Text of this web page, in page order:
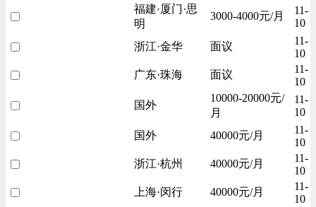
福建·厦门·思
明
3000-4000元/月
11-
10
浙江·金华
面议
11-
10
广东·珠海
面议
11-
10
国外
10000-20000元/
月
11-
10
国外
40000元/月
11-
10
浙江·杭州
40000元/月
11-
10
上海·闵行
40000元/月
11-
10